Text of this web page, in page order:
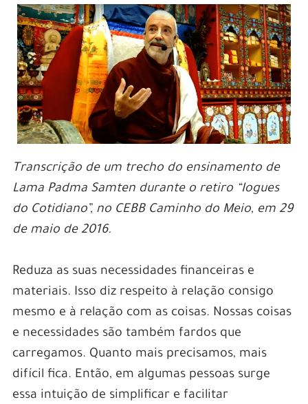
Transcrição de um trecho do ensinamento de
Lama Padma Samten durante o retiro “Iogues
do Cotidiano”, no CEBB Caminho do Meio, em 29
de maio de 2016.
Reduza as suas necessidades financeiras e
materiais. Isso diz respeito à relação consigo
mesmo e à relação com as coisas. Nossas coisas
e necessidades são também fardos que
carregamos. Quanto mais precisamos, mais
difícil fica. Então, em algumas pessoas surge
essa intuição de simplificar e facilitar